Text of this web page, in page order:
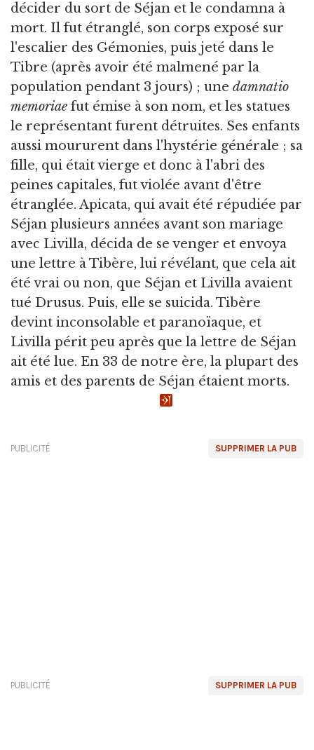
décider du sort de Séjan et le condamna à
mort. Il fut étranglé, son corps exposé sur
l'escalier des Gémonies, puis jeté dans le
Tibre (après avoir été malmené par la
population pendant 3 jours) ; une damnatio
memoriae fut émise à son nom, et les statues
le représentant furent détruites. Ses enfants
aussi moururent dans l'hystérie générale ; sa
fille, qui était vierge et donc à l'abri des
peines capitales, fut violée avant d'être
étranglée. Apicata, qui avait été répudiée par
Séjan plusieurs années avant son mariage
avec Livilla, décida de se venger et envoya
une lettre à Tibère, lui révélant, que cela ait
été vrai ou non, que Séjan et Livilla avaient
tué Drusus. Puis, elle se suicida. Tibère
devint inconsolable et paranoïaque, et
Livilla périt peu après que la lettre de Séjan
ait été lue. En 33 de notre ère, la plupart des
amis et des parents de Séjan étaient morts.
SUPPRIMER LA PUB
PUBLICITÉ
SUPPRIMER LA PUB
PUBLICITÉ